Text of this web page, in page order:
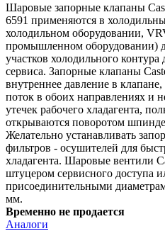
Шаровые запорные клапаны
6591 применяются в
холодильном оборудовании,
промышленном оборудовании)
участков холодильного
сервиса. Запорные клапаны
внутреннее давление в
поток в обоих направлениях и
утечек рабочего хладагента,
открываются поворотом
Желательно устанавливать
фильтров - осушителей для
хладагента. Шаровые вентили
штуцером сервисного доступа
присоединительными
мм.
Временно не продается
Аналоги